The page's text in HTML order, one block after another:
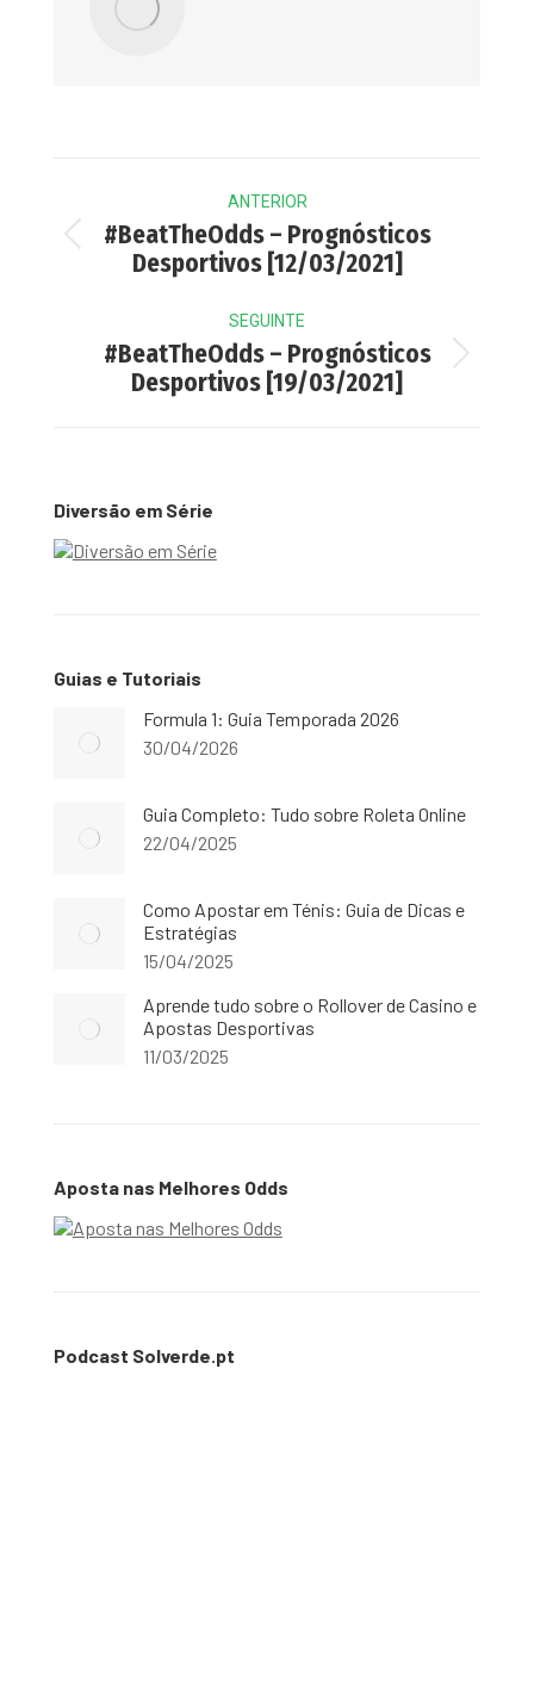
navigation
ANTERIOR
Previous
post:
#BeatTheOdds – Prognósticos
Desportivos [12/03/2021]
SEGUINTE
Next
post:
#BeatTheOdds – Prognósticos
Desportivos [19/03/2021]
Diversão em Série
Guias e Tutoriais
Formula 1: Guia Temporada 2026
30/04/2026
Guia Completo: Tudo sobre Roleta Online
22/04/2025
Como Apostar em Ténis: Guia de Dicas e
Estratégias
15/04/2025
Aprende tudo sobre o Rollover de Casino e
Apostas Desportivas
11/03/2025
Aposta nas Melhores Odds
Podcast Solverde.pt